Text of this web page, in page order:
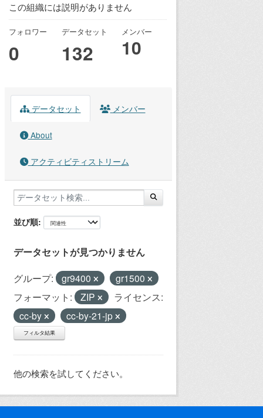
この組織には説明がありません
フォロワー
0
データセット
132
メンバー
10
データセット メンバー
About
アクティビティストリーム
並び順
データセットが見つかりません
グループ: gr9400
gr1500
フォーマット:
ZIP
ライセンス:
cc-by
cc-by-21-jp
フィルタ結果
他の検索を試してください。